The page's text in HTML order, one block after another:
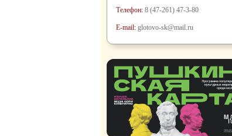
Телефон: 8 (47-261) 47-3-80
E-mail: glotovo-sk@mail.ru